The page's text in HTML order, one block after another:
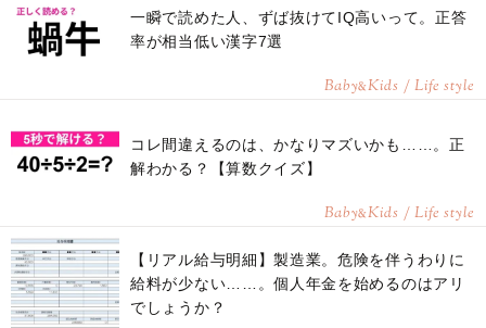
一瞬で読めた人、ずば抜けてIQ高いって。正答
率が相当低い漢字7選
Baby&Kids / Life style
コレ間違えるのは、かなりマズいかも……。正
解わかる？【算数クイズ】
Baby&Kids / Life style
【リアル給与明細】製造業。危険を伴うわりに
給料が少ない……。個人年金を始めるのはアリ
でしょうか？